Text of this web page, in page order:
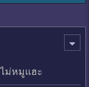
ม่หมูแฮะ